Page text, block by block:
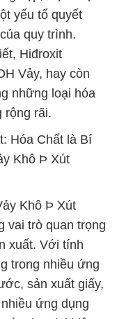
yếu tố quyết
quy trình.
Hiđroxit
Vảy, hay còn
những loại hóa
rộng rãi.
Hóa Chất là Bí
Khô Þ Xút
Khô Þ Xút
vai trò quan trọng
xuất. Với tính
trong nhiều ứng
sản xuất giấy,
ứng dụng